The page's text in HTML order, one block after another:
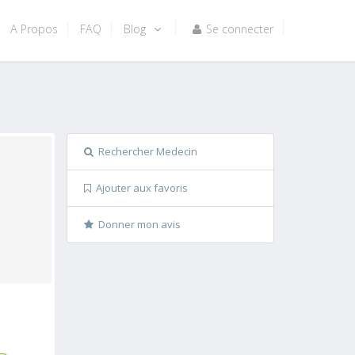
A Propos FAQ Blog Se connecter
Rechercher Medecin
Ajouter aux favoris
Donner mon avis